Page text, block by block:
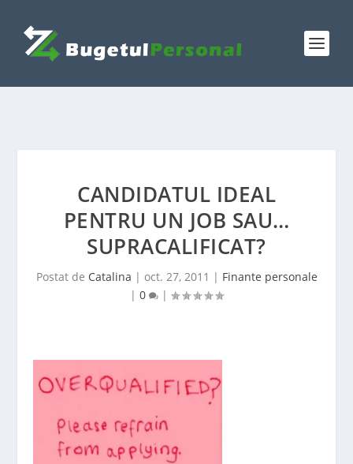
CANDIDATUL IDEAL
PENTRU UN JOB SAU…
SUPRACALIFICAT?
Postat de Catalina | oct. 27, 2011 | Finante personale
| 0 |